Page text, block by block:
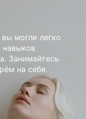
могли легко
навыков
Занимайтесь
на себя.